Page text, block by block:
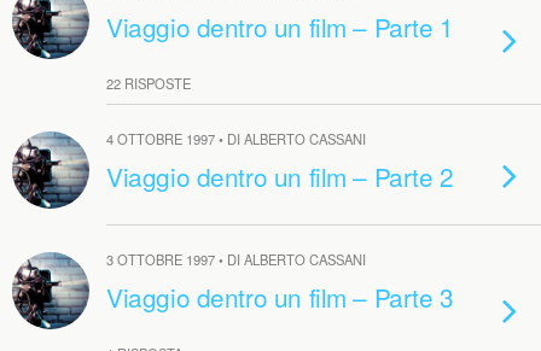
Viaggio dentro un film – Parte 1
22 RISPOSTE
4 OTTOBRE 1997 • DI ALBERTO CASSANI
Viaggio dentro un film – Parte 2
3 OTTOBRE 1997 • DI ALBERTO CASSANI
Viaggio dentro un film – Parte 3